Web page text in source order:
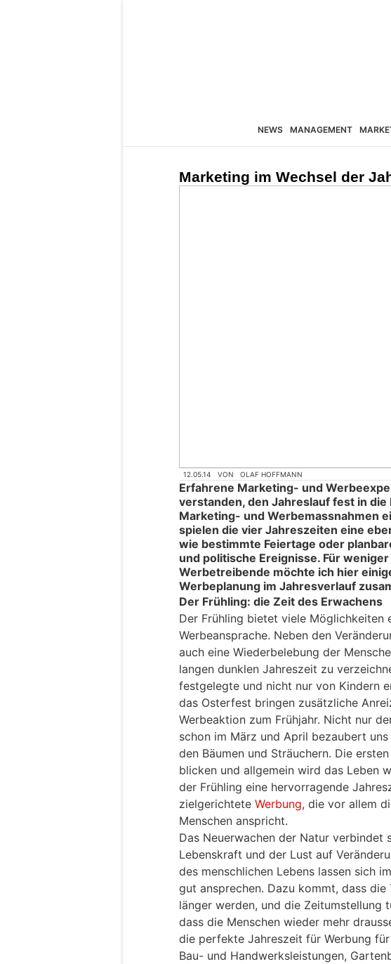
NEWS MANAGEMENT
Marketing im Wechsel der
12.05.14 VON OLAF HOFFMANN
Erfahrene Marketing- und
verstanden, den Jahreslauf fest in die
Marketing- und Werbemassnahmen
spielen die vier Jahreszeiten eine
wie bestimmte Feiertage oder
und politische Ereignisse. Für
Werbetreibende möchte ich hier
Werbeplanung im Jahresverlauf
Der Frühling: die Zeit des Erwachens
Der Frühling bietet viele Möglichkeiten
Werbeansprache. Neben den
auch eine Wiederbelebung der
langen dunklen Jahreszeit zu
festgelegte und nicht nur von Kindern
das Osterfest bringen zusätzliche
Werbeaktion zum Frühjahr. Nicht nur
schon im März und April bezaubert
den Bäumen und Sträuchern. Die
blicken und allgemein wird das Leben
der Frühling eine hervorragende
zielgerichtete Werbung, die vor allem
Menschen anspricht.
Das Neuerwachen der Natur verbindet
Lebenskraft und der Lust auf
des menschlichen Lebens lassen sich
gut ansprechen. Dazu kommt, dass
länger werden, und die Zeitumstellung
dass die Menschen wieder mehr
die perfekte Jahreszeit für Werbung
Bau- und Handwerksleistungen,